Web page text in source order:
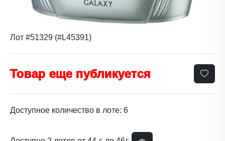
Лот #51329 (#L45391)
Товар еще публикуется
Доступное количество в лоте: 6